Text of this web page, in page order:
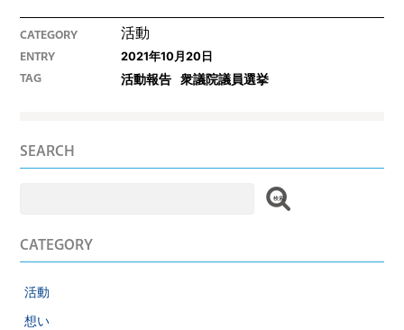
CATEGORY 活動
ENTRY 2021年10月20日
TAG 活動報告 衆議院議員選挙
SEARCH
CATEGORY
活動
想い